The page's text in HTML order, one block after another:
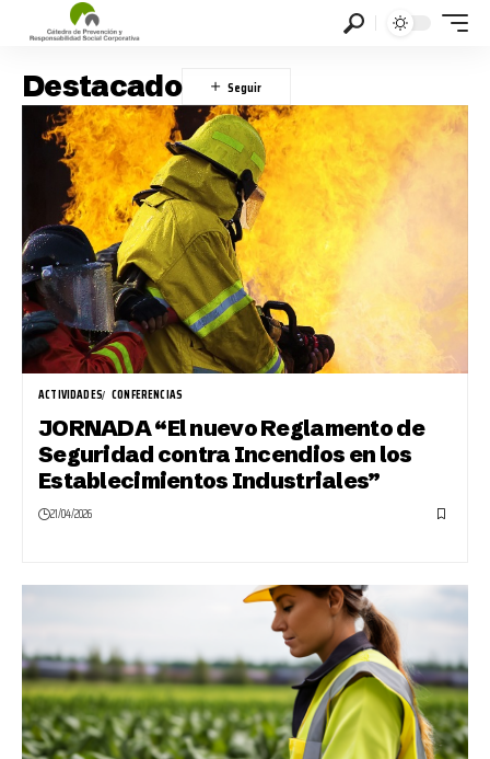
Destacado
ACTIVIDADES CONFERENCIAS
JORNADA “El nuevo Reglamento de
Seguridad contra Incendios en los
Establecimientos Industriales”
21/04/2026